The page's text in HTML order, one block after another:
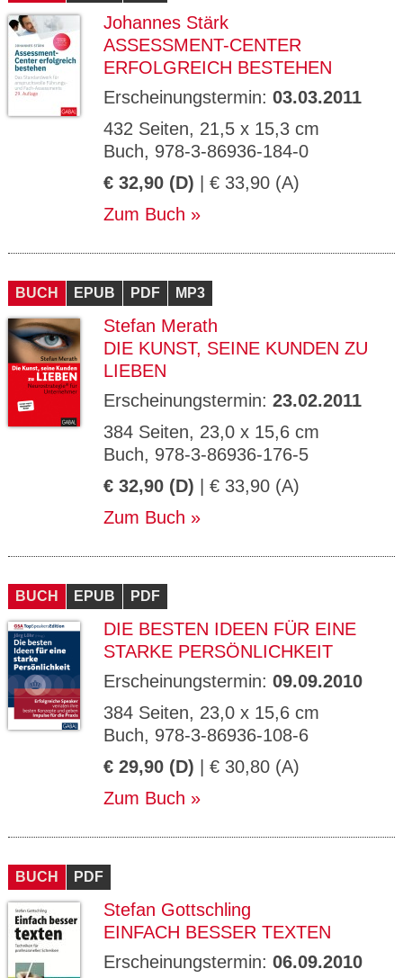
Johannes Stärk
ASSESSMENT-CENTER
ERFOLGREICH BESTEHEN
Erscheinungstermin: 03.03.2011
432 Seiten, 21,5 x 15,3 cm
Buch, 978-3-86936-184-0
€ 32,90 (D) | € 33,90 (A)
Zum Buch
BUCH EPUB PDF MP3
Stefan Merath
DIE KUNST, SEINE KUNDEN ZU
LIEBEN
Erscheinungstermin: 23.02.2011
384 Seiten, 23,0 x 15,6 cm
Buch, 978-3-86936-176-5
€ 32,90 (D) | € 33,90 (A)
Zum Buch
BUCH EPUB PDF
DIE BESTEN IDEEN FÜR EINE
STARKE PERSÖNLICHKEIT
Erscheinungstermin: 09.09.2010
384 Seiten, 23,0 x 15,6 cm
Buch, 978-3-86936-108-6
€ 29,90 (D) | € 30,80 (A)
Zum Buch
BUCH PDF
Stefan Gottschling
EINFACH BESSER TEXTEN
Erscheinungstermin: 06.09.2010